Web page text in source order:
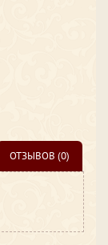
ОТЗЫВОВ (0)